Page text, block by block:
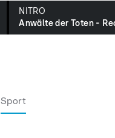
NITRO
Sport